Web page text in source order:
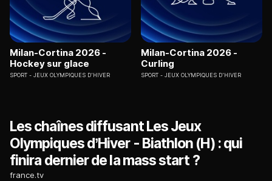
Milan-Cortina 2026 -
Hockey sur glace
SPORT JEUX OLYMPIQUES D'HIVER
Milan-Cortina 2026 -
Curling
SPORT JEUX OLYMPIQUES D'HIVER
Les chaînes diffusant Les Jeux
Olympiques d’Hiver - Biathlon (H) : qui
finira dernier de la mass start ?
france.tv